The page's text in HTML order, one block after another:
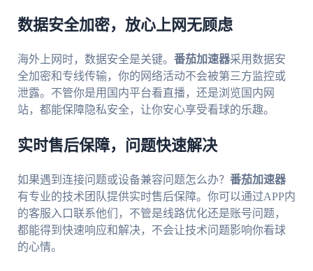
数据安全加密，放心上网无顾虑
海外上网时，数据安全是关键。 番茄加速器采用数据安
全加密和专线传输，你的网络活动不会被第三方监控或
泄露。不管你是用国内平台看直播，还是浏览国内网
站，都能保障隐私安全，让你安心享受看球的乐趣。
实时售后保障，问题快速解决
如果遇到连接问题或设备兼容问题怎么办？ 番茄加速器
有专业的技术团队提供实时售后保障。你可以通过APP内
的客服入口联系他们，不管是线路优化还是账号问题，
都能得到快速响应和解决，不会让技术问题影响你看球
的心情。